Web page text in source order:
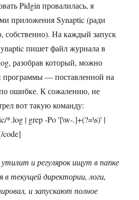
Pidgin провалилась, я
приложения Synaptic (ради
собственно). На каждый запуск
пишет файл журнала в
разобрав который, можно
программы — поставленной на
ошибке. К сожалению, не
вот такую команду:
*.log | grep -Po '[\w-.]+(?=\s)' |
code]
и регулярок ищут в папке
в текущей директории, логи,
и запускают полное